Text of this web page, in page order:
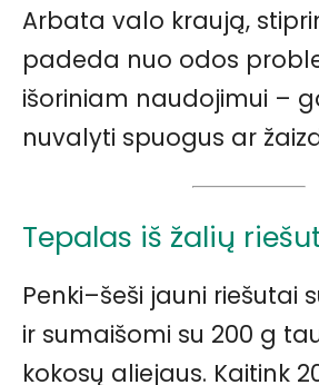
Arbata valo kraują,
padeda nuo odos
išoriniam naudojimui –
nuvalyti spuogus ar
Tepalas iš žalių
Penki–šeši jauni riešutai
ir sumaišomi su 200 g
kokosų aliejaus. Kaitink